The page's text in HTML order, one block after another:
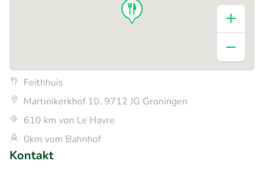
Feithhuis
Martinikerkhof 10, 9712 JG Groningen
610 km von Le Havre
0km vom Bahnhof
Kontakt